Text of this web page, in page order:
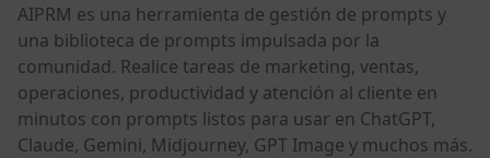
AIPRM es una herramienta de gestión de prompts y
una biblioteca de prompts impulsada por la
comunidad. Realice tareas de marketing, ventas,
operaciones, productividad y atención al cliente en
minutos con prompts listos para usar en ChatGPT,
Claude, Gemini, Midjourney, GPT Image y muchos más.